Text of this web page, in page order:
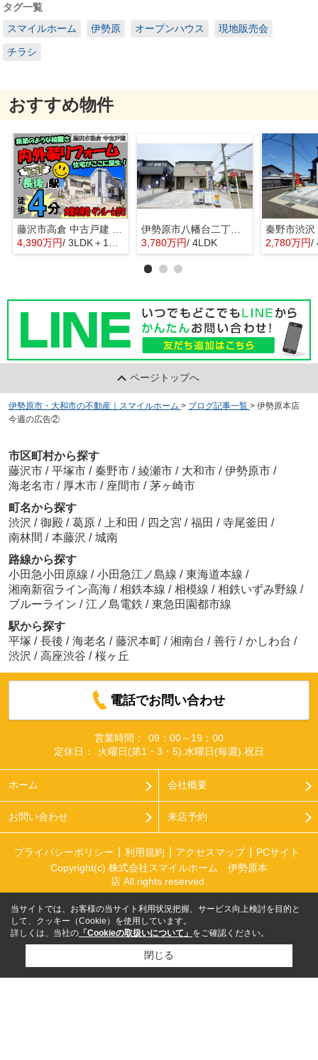
タグ一覧
スマイルホーム
伊勢原 オープンハウス 現地販売会
チラシ
おすすめ物件
藤沢市高倉 中古戸建 全1棟
4,390万円/ 3LDK＋1S(納戸)
伊勢原市八幡台二丁目 全３棟 新築住宅
3,780万円/ 4LDK 2,780万円/
ページトップへ
伊勢原市・大和市の不動産｜スマイルホーム > ブログ記事一覧 > 伊勢原本店
今週の広告②
市区町村から探す
藤沢市 / 平塚市 / 秦野市 / 綾瀬市 / 大和市 / 伊勢原市 /
海老名市 / 厚木市 / 座間市 / 茅ヶ崎市
町名から探す
渋沢 / 御殿 / 葛原 / 上和田 / 四之宮 / 福田 / 寺尾釜田 /
南林間 / 本藤沢 / 城南
路線から探す
小田急小田原線 / 小田急江ノ島線 / 東海道本線 /
湘南新宿ライン高海 / 相鉄本線 / 相模線 / 相鉄いずみ野線 /
ブルーライン / 江ノ島電鉄 / 東急田園都市線
駅から探す
平塚 / 長後 / 海老名 / 藤沢本町 / 湘南台 / 善行 / かしわ台 /
渋沢 / 高座渋谷 / 桜ヶ丘
電話でお問い合わせ
営業時間：
09：00～19：00
定休日：
火曜日(第1・3・5).水曜日(毎週).祝日
ホーム 会社概要
お問い合わせ 来店予約
プライバシーポリシー 利用規約 アクセスマップ
PCサイト
Copyright(c) 株式会社スマイルホーム 伊勢原本
店 All rights reserved.
当サイトでは、お客様の当サイト利用状況把握、サービス向上検討を目的と
して、クッキー（Cookie）を使用しています。
詳しくは、当社の 「Cookieの取扱いについて」 をご確認ください。
閉じる